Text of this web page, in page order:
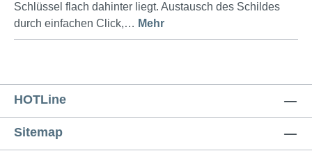
Schlüssel flach dahinter liegt. Austausch des Schildes
durch einfachen Click,… Mehr
HOTLine
Sitemap